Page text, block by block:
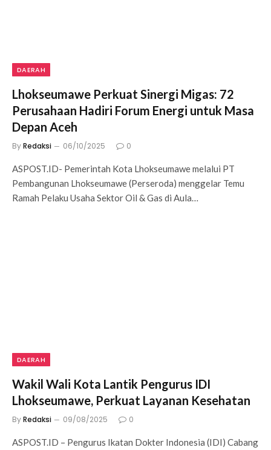
DAERAH
Lhokseumawe Perkuat Sinergi Migas: 72
Perusahaan Hadiri Forum Energi untuk Masa
Depan Aceh
ByRedaksi 06/10/2025 0
ASPOST.ID- Pemerintah Kota Lhokseumawe melalui PT
Pembangunan Lhokseumawe (Perseroda) menggelar Temu
Ramah Pelaku Usaha Sektor Oil & Gas di Aula…
DAERAH
Wakil Wali Kota Lantik Pengurus IDI
Lhokseumawe, Perkuat Layanan Kesehatan
ByRedaksi 09/08/2025 0
ASPOST.ID – Pengurus Ikatan Dokter Indonesia (IDI) Cabang